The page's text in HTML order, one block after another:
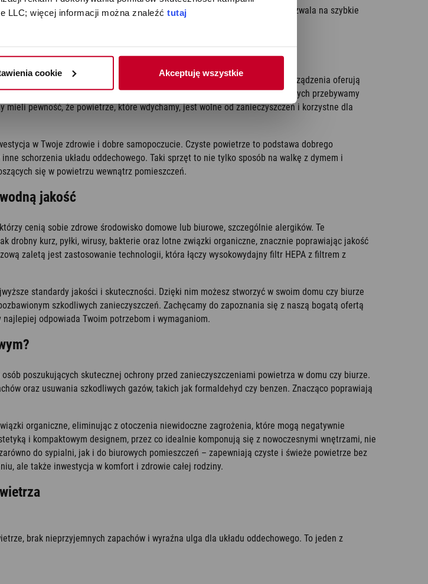
LLC; więcej informacji można znaleźć tutaj
cookie Akceptuję wszystkie
substancji zapachowych. Ich stosowanie w oczyszczaczach powietrza pozwala na szybkie
związków organicznych, formaldehydu (aldehyd mrówkowy) czy toluenu.
a także na wielkość pomieszczenia, w którym będzie pracował. Nasze urządzenia oferują
Oczyszczacz powietrza powinien być umieszczony w miejscach, w których przebywamy
pewność, że powietrze, które wdychamy, jest wolne od zanieczyszczeń i korzystne dla
w Twoje zdrowie i dobre samopoczucie. Czyste powietrze to podstawa dobrego
schorzenia układu oddechowego. Taki sprzęt to nie tylko sposób na walkę z dymem i
się w powietrzu wewnątrz pomieszczeń.
jakość
cenią sobie zdrowe środowisko domowe lub biurowe, szczególnie alergików. Te
drobny kurz, pyłki, wirusy, bakterie oraz lotne związki organiczne, znacznie poprawiając jakość
zaletą jest zastosowanie technologii, która łączy wysokowydajny filtr HEPA z filtrem z
standardy jakości i skuteczności. Dzięki nim możesz stworzyć w swoim domu czy biurze
szkodliwych zanieczyszczeń. Zachęcamy do zapoznania się z naszą bogatą ofertą
odpowiada Twoim potrzebom i wymaganiom.
poszukujących skutecznej ochrony przed zanieczyszczeniami powietrza w domu czy biurze.
oraz usuwania szkodliwych gazów, takich jak formaldehyd czy benzen. Znacząco poprawiają
organiczne, eliminując z otoczenia niewidoczne zagrożenia, które mogą negatywnie
i kompaktowym designem, przez co idealnie komponują się z nowoczesnymi wnętrzami, nie
do sypialni, jak i do biurowych pomieszczeń – zapewniają czyste i świeże powietrze bez
ale także inwestycja w komfort i zdrowie całej rodziny.
brak nieprzyjemnych zapachów i wyraźna ulga dla układu oddechowego. To jeden z